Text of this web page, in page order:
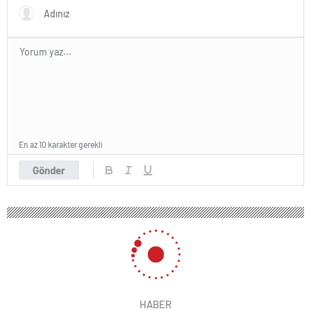
Gönder
En az 10 karakter gerekli
HABER